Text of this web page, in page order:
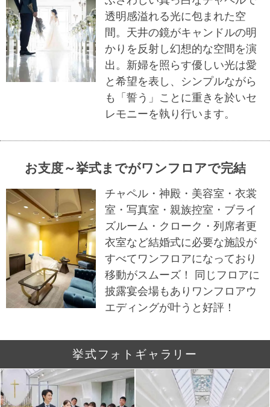
透明感溢れる光に包まれた空
間。天井の鏡がキャンドルの明
かりを反射し幻想的な空間を演
出。新婦を照らす優しい光は愛
と希望を表し、シンプルながら
も「誓う」ことに重きを於いセ
レモニーを執り行います。
お支度～挙式までがワンフロアで完結
チャペル・神殿・美容室・衣裳
室・写真室・親族控室・ブライ
ズルーム・クローク・列席者更
衣室など結婚式に必要な施設が
すべてワンフロアになっており
移動がスムーズ！ 同じフロアに
披露宴会場もありワンフロアウ
エディングが叶うと好評！
挙式フォトギャラリー